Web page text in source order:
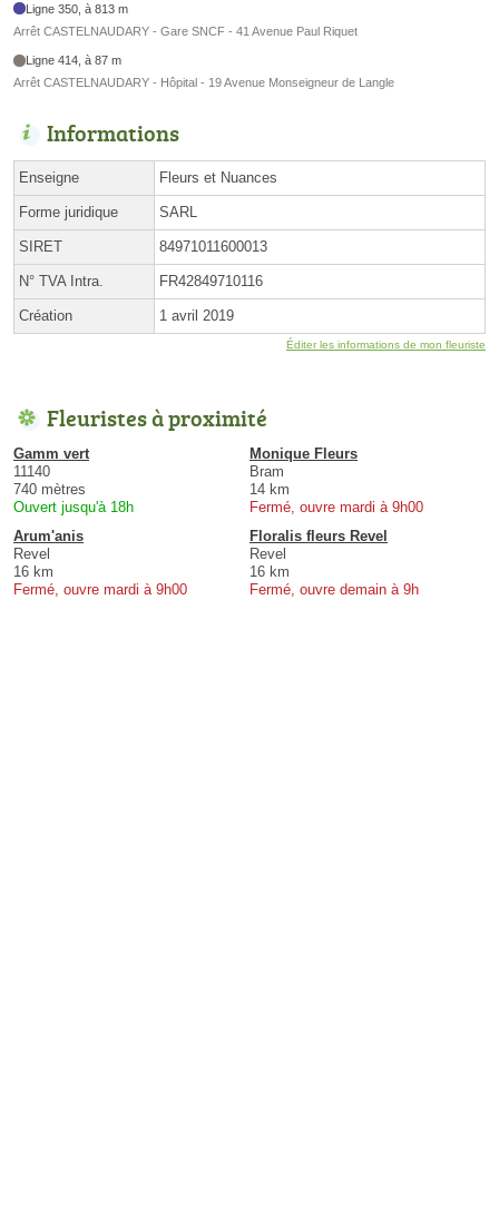
Ligne 350, à 813 m
Arrêt CASTELNAUDARY - Gare SNCF - 41 Avenue Paul Riquet
Ligne 414, à 87 m
Arrêt CASTELNAUDARY - Hôpital - 19 Avenue Monseigneur de Langle
Informations
Enseigne Fleurs et Nuances
Forme juridique SARL
SIRET 84971011600013
N° TVA Intra. FR42849710116
Création 1 avril 2019
Éditer les informations de mon fleuriste
Fleuristes à proximité
Gamm vert
11140
740 mètres
Ouvert jusqu'à 18h
Monique Fleurs
Bram
14 km
Fermé, ouvre mardi à 9h00
Arum'anis
Revel
16 km
Fermé, ouvre mardi à 9h00
Floralis fleurs Revel
Revel
16 km
Fermé, ouvre demain à 9h